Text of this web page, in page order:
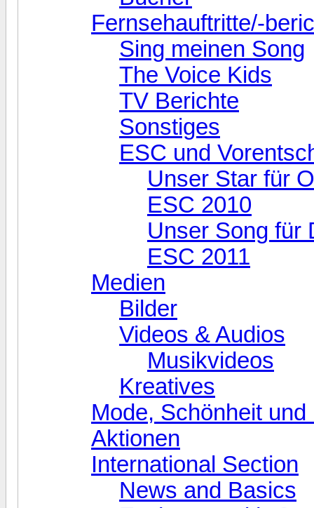
Fernsehauftritte/-
Sing meinen Song
The Voice Kids
TV Berichte
Sonstiges
ESC und
Unser Star für
ESC 2010
Unser Song für
ESC 2011
Medien
Bilder
Videos & Audios
Musikvideos
Kreatives
Mode, Schönheit und
Aktionen
International Section
News and Basics